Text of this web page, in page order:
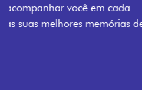
enquanto os detalhes
rodas de liga-leve aro 16”